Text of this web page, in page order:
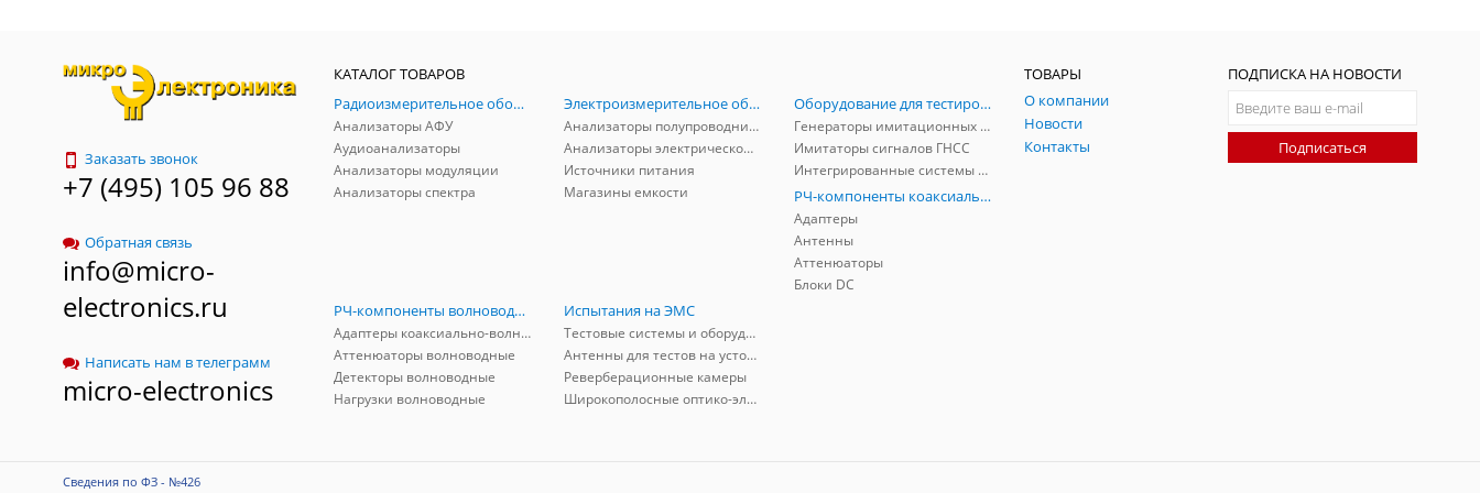
Заказать звонок
+7 (495) 105 96 88
Обратная связь
info@micro-
electronics.ru
Написать нам в телеграмм
micro-electronics
КАТАЛОГ ТОВАРОВ
Радиоизмерительное оборудование
Анализаторы АФУ
Аудиоанализаторы
Анализаторы модуляции
Анализаторы спектра
Электроизмерительное оборудование
Анализаторы полупроводников
Анализаторы электрической мощности
Источники питания
Магазины емкости
Оборудование для тестирования и симуляции ГНСС
Генераторы имитационных и заградительных помех
Имитаторы сигналов ГНСС
Интегрированные системы защиты от ГНСС-помех
РЧ-компоненты коаксиальные
Адаптеры
Антенны
Аттенюаторы
Блоки DC
РЧ-компоненты волноводные
Адаптеры коаксиально-волноводные
Аттенюаторы волноводные
Детекторы волноводные
Нагрузки волноводные
Испытания на ЭМС
Тестовые системы и оборудование
Антенны для тестов на устойчивость к ЭМП
Реверберационные камеры
Широкополосные оптико-электрические линии
ТОВАРЫ
О компании
Новости
Контакты
ПОДПИСКА НА НОВОСТИ
Подписаться
Сведения по ФЗ - №426